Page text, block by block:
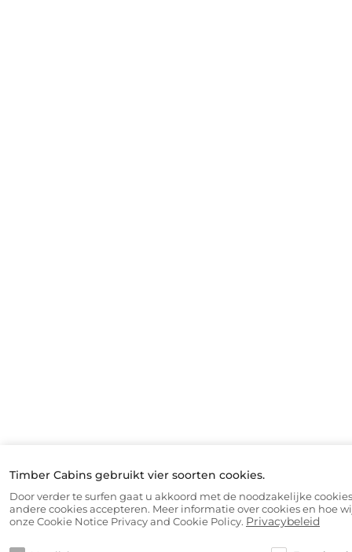
Timber Cabins gebruikt vier soorten cookies.
Door verder te surfen gaat u akkoord met de noodzakelijke
andere cookies accepteren. Meer informatie over cookies en hoe
onze Cookie Notice Privacy and Cookie Policy. Privacybeleid